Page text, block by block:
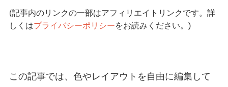
(記事内のリンクの一部はアフィリエイトリンクです。詳
しくはプライバシーポリシーをお読みください。)
この記事では、色やレイアウトを自由に編集して